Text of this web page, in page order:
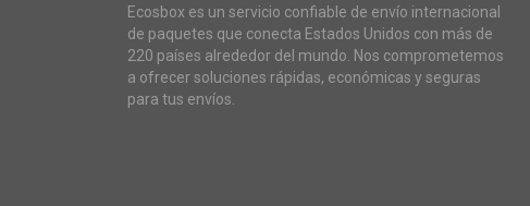
Ecosbox es un servicio confiable de envío internacional
de paquetes que conecta Estados Unidos con más de
220 países alrededor del mundo. Nos comprometemos
a ofrecer soluciones rápidas, económicas y seguras
para tus envíos.